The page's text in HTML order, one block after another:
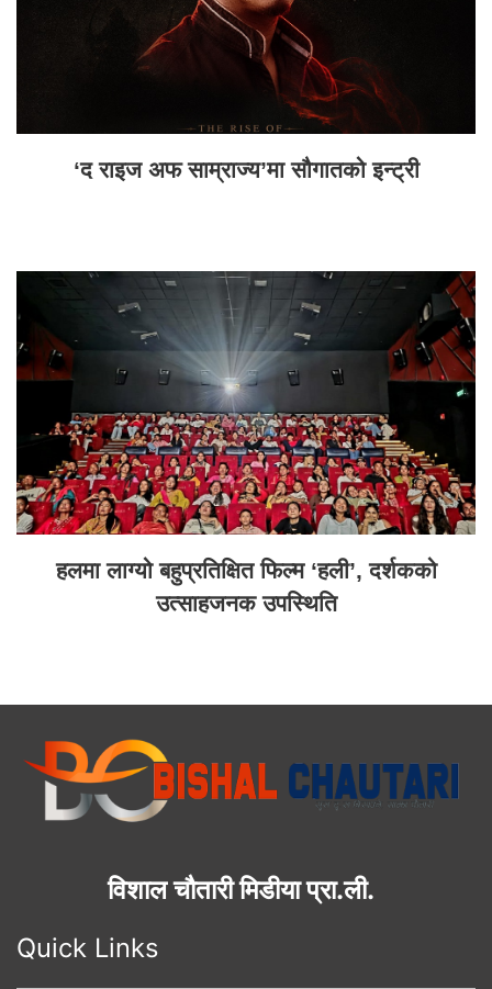
‘द राइज अफ साम्राज्य’मा सौगातको इन्ट्री
हलमा लाग्यो बहुप्रतिक्षित फिल्म ‘हली’, दर्शकको
उत्साहजनक उपस्थिति
विशाल चौतारी मिडीया प्रा.ली.
Quick Links